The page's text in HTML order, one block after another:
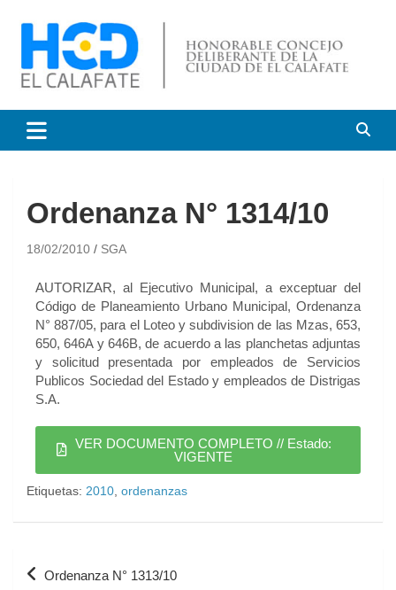
Honorable Concejo
Deliberante de El Calafate
Ordenanza N° 1314/10
18/02/2010 SGA
AUTORIZAR, al Ejecutivo Municipal, a exceptuar del
Código de Planeamiento Urbano Municipal, Ordenanza
N° 887/05, para el Loteo y subdivision de las Mzas, 653,
650, 646A y 646B, de acuerdo a las planchetas adjuntas
y solicitud presentada por empleados de Servicios
Publicos Sociedad del Estado y empleados de Distrigas
S.A.
VER DOCUMENTO COMPLETO // Estado:
VIGENTE
Etiquetas: 2010 ordenanzas
Ordenanza N° 1313/10